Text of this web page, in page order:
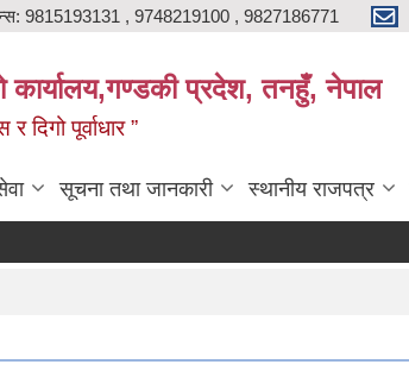
9815193131 , 9748219100 , 9827186771
कार्यालय,गण्डकी प्रदेश, तनहुँ, नेपाल
दिगो पूर्वाधार ”
सूचना तथा जानकारी स्थानीय राजपत्र